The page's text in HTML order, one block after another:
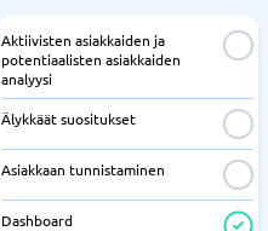
Aktiivisten asiakkaiden ja
potentiaalisten asiakkaiden
analyysi
Älykkäät suositukset
Asiakkaan tunnistaminen
Dashboard